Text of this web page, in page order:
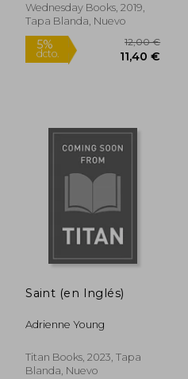
5%
dcto. 10,68 €
Wednesday Books, 2019,
Tapa Blanda, Nuevo
Saint (en Inglés)
Adrienne Young
Titan Books, 2023, Tapa
Blanda, Nuevo